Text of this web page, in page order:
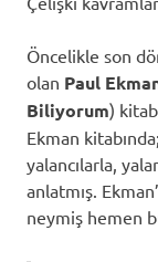
Öncelikle son
olan Paul
Biliyorum)
Ekman
yalancılarla,
anlatmış.
neymiş hemen